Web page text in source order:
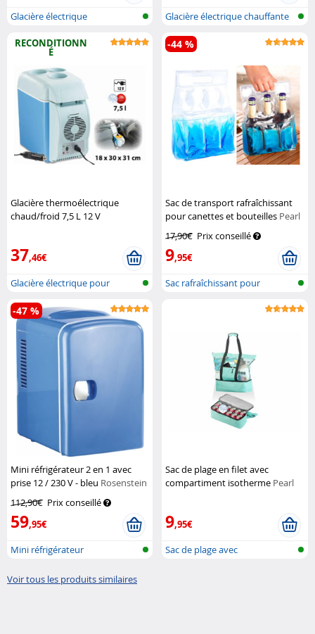
Glacière électrique
Glacière électrique chauffante
& re...
RECONDITIONN
É
Glacière thermoélectrique
chaud/froid 7,5 L 12 V
37,46€
Glacière électrique pour
voiture
Sac de transport rafraîchissant
pour canettes et bouteilles Pearl
17,90€ Prix conseillé
9,95€
-44 %
Sac rafraîchissant pour
Mini réfrigérateur 2 en 1 avec
prise 12 / 230 V - bleu Rosenstein
112,90€ Prix conseillé
59,95€
-47 %
Mini réfrigérateur
Sac de plage en filet avec
compartiment isotherme Pearl
9,95€
Sac de plage avec
Voir tous les produits similaires